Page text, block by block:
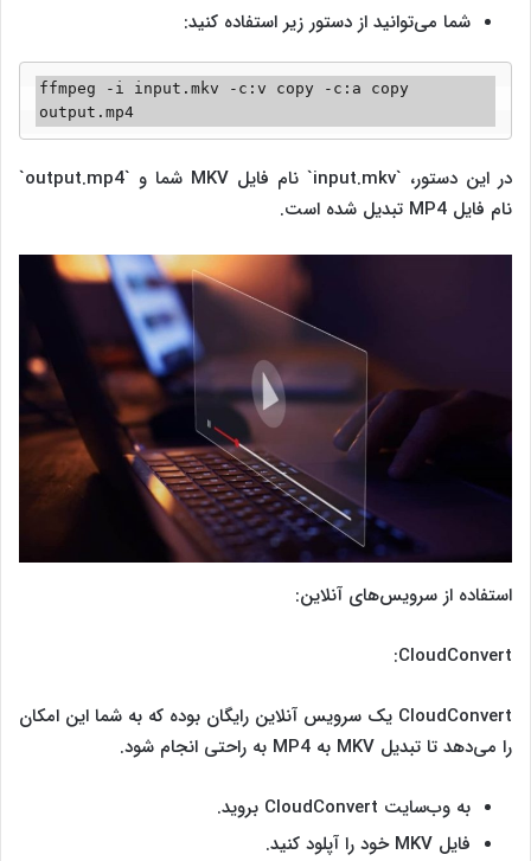
شما می‌توانید از دستور زیر استفاده کنید:
ffmpeg -i input.mkv -c:v copy -c:a copy
output.mp4
در این دستور، `input.mkv` نام فایل MKV شما و `output.mp4`
نام فایل MP4 تبدیل شده است.
استفاده از سرویس‌های آنلاین:
CloudConvert:
CloudConvert یک سرویس آنلاین رایگان بوده که به شما این امکان
را می‌دهد تا تبدیل MKV به MP4 به راحتی انجام شود.
به وب‌سایت CloudConvert بروید.
فایل MKV خود را آپلود کنید.